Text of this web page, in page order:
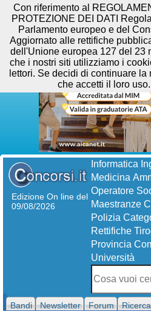
Edizione On line del
09/08/2026
Informatica
Medicina
Operatore
Maestranze
Polizia
Rettifiche
Provincia
Università
Bandi Newsletter Forum Ricerca
Con riferimento al
PROTEZIONE DEI DATI
Parlamento europeo e del
Aggiornato alle rettifiche
dell'Unione europea 127 del 23
che i nostri siti utilizziamo i
lettori. Se decidi di continuare
che accetti il loro uso.